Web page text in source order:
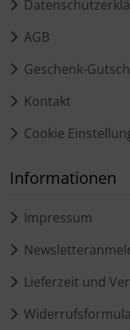
AGB
Geschenk-
Kontakt
Cookie
Informationen
Impressum
Lieferzeit und